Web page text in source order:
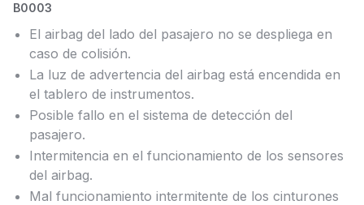
B0003
El airbag del lado del pasajero no se despliega en
caso de colisión.
La luz de advertencia del airbag está encendida en
el tablero de instrumentos.
Posible fallo en el sistema de detección del
pasajero.
Intermitencia en el funcionamiento de los sensores
del airbag.
Mal funcionamiento intermitente de los cinturones